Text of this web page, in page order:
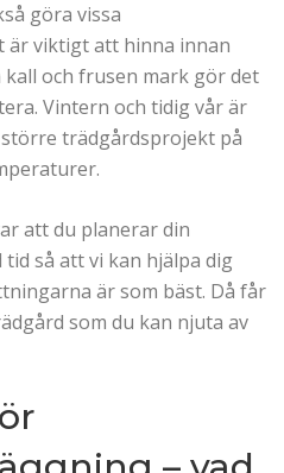
göra vissa
är viktigt att hinna innan
och frusen mark gör det
Vintern och tidig vår är
trädgårdsprojekt på
att du planerar din
så att vi kan hjälpa dig
är som bäst. Då får
som du kan njuta av